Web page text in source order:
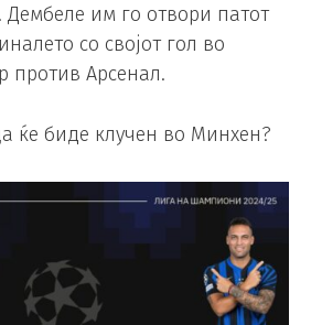
Дембеле им го отвори патот
со својот гол во
против Арсенал.
ќе биде клучен во Минхен?